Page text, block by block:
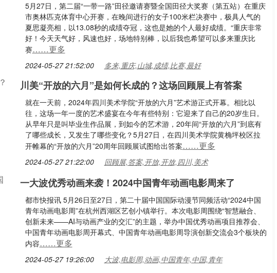
5月27日，第二届“一带一路”田径邀请赛暨全国田径大奖赛（第五站）在重庆
市奥林匹克体育中心开赛，在晚间进行的女子100米栏决赛中，极具人气的
夏思凝亮相，以13.08秒的成绩夺冠，这也是她的个人最好成绩。“重庆非常
好！今天天气好，风速也好，场地特别棒，以后我也希望可以多来重庆比
赛……更多
2024-05-27 21:52:00 多来,重庆,山城,成绩,比赛,最好
川美“开放的六月”是如何长成的？这场回顾展上有答案
就在一天前，2024年四川美术学院“开放的六月”艺术游正式开幕。相比以
往，这场一年一度的艺术盛宴在今年有些特别：它迎来了自己的20岁生日。
从早年只是叫毕业生作品展，到如今的艺术游，20年间“开放的六月”到底有
了哪些成长，又发生了哪些变化？5月27日，在四川美术学院黄桷坪校区拉
开帷幕的“开放的六月”20周年回顾展试图给出答案……更多
2024-05-27 21:22:00 回顾展,答案,开放,开放,四川,美术
一大波优秀动画来袭！2024中国青年动画电影周来了
都市快报讯 5月26日至27日，第二十届中国国际动漫节同频活动“2024中国
青年动画电影周”在杭州西湖区艺创小镇举行。本次电影周围绕“智慧融合、
创新未来——AI与动画产业的交汇”的主题，举办中国优秀动画项目推荐会、
中国青年动画电影周开幕式、中国青年动画电影周导演创新交流会3个板块的
内容……更多
2024-05-27 19:26:00 大波,电影周,动画,中国青年,中国,青年